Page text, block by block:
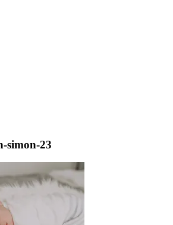
simon-23